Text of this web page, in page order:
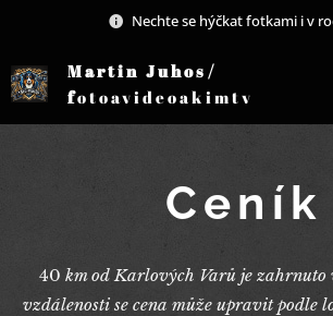
Nechte se hýčkat fotkami i v
Martin Juhos/
fotoavideoakimtv
Ceník
40 km od Karlových Varů je zahrnuto
vzdálenosti se cena může upravit podle